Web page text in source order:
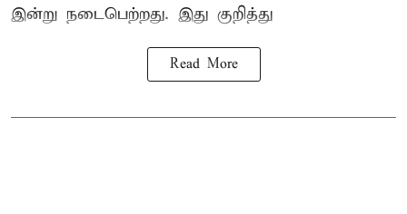
இன்று நடைபெற்றது. இது குறித்து
Read More